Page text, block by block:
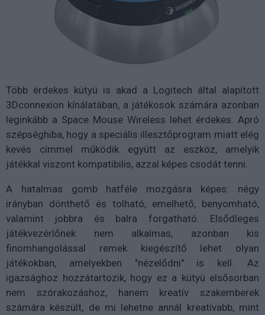
Több érdekes kütyü is akad a Logitech által alapított
3Dconnexion kínálatában, a játékosok számára azonban
leginkább a Space Mouse Wireless lehet érdekes. Apró
szépséghiba, hogy a speciális illesztőprogram miatt elég
kevés címmel működik együtt az eszköz, amelyik
játékkal viszont kompatibilis, azzal képes csodát tenni.
A hatalmas gomb hatféle mozgásra képes: négy
irányban dönthető és tolható, emelhető, benyomható,
valamint jobbra és balra forgatható. Elsődleges
játékvezérlőnek nem alkalmas, azonban kis
finomhangolással remek kiegészítő lehet olyan
játékokban, amelyekben "nézelődni" is kell. Az
igazsághoz hozzátartozik, hogy ez a kütyü elsősorban
nem szórakozáshoz, hanem kreatív szakemberek
számára készült, de mi lehetne annál kreatívabb, mint